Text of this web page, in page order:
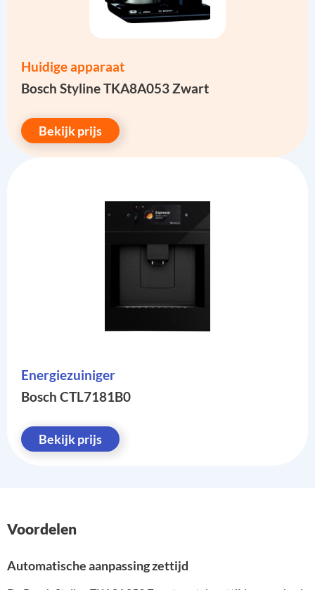
Huidige apparaat
Bosch Styline TKA8A053 Zwart
Bekijk prijs
Energiezuiniger
Bosch CTL7181B0
Bekijk prijs
Voordelen
Automatische aanpassing zettijd